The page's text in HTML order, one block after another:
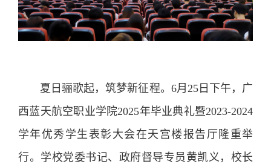
夏日骊歌起，筑梦新征程。6月25日下午，广
西蓝天航空职业学院2025年毕业典礼暨2023-2024
学年优秀学生表彰大会在天宫楼报告厅隆重举
行。学校党委书记、政府督导专员黄凯义，校长